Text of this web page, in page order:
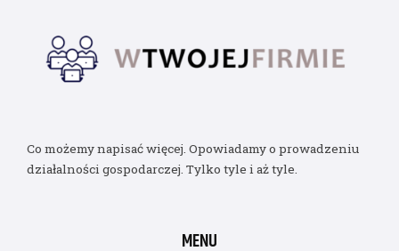
Co możemy napisać więcej. Opowiadamy o prowadzeniu
działalności gospodarczej. Tylko tyle i aż tyle.
MENU